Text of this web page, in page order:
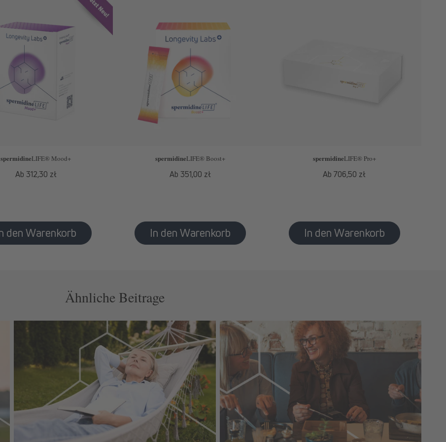
spermidineLIFE® Mood+
Normaler
Ab 312,30 zł
spermidineLIFE® Boost+
Normaler
Ab 351,00 zł
spermidineLIFE® Pro+
Normaler
Ab 706,50 zł
Ähnliche Beitrage